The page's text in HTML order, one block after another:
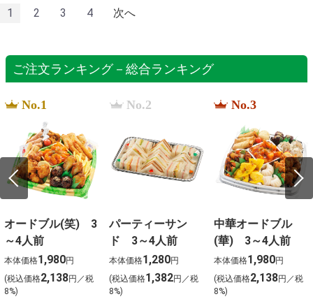
1 2 3 4 次へ
ご注文ランキング－総合ランキング
No.1
オードブル(笑) 3
～4人前
本体価格1,980円
(税込価格2,138円／税
8%)
No.2
パーティーサン
ド 3～4人前
本体価格1,280円
(税込価格1,382円／税
8%)
No.3
中華オードブル
(華) 3～4人前
本体価格1,980円
(税込価格2,138円／税
8%)